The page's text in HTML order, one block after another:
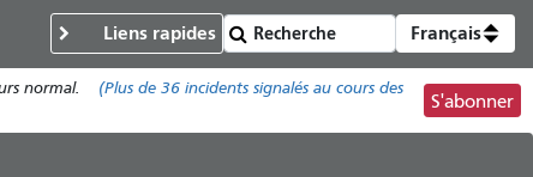
Liens rapides Français
normal. (Plus de 36 incidents signalés au cours des
S'abonner